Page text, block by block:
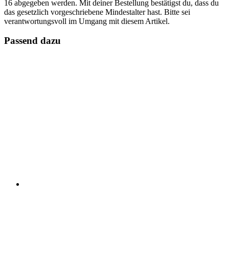
16 abgegeben werden. Mit deiner Bestellung bestätigst du, dass du
das gesetzlich vorgeschriebene Mindestalter hast. Bitte sei
verantwortungsvoll im Umgang mit diesem Artikel.
Passend dazu